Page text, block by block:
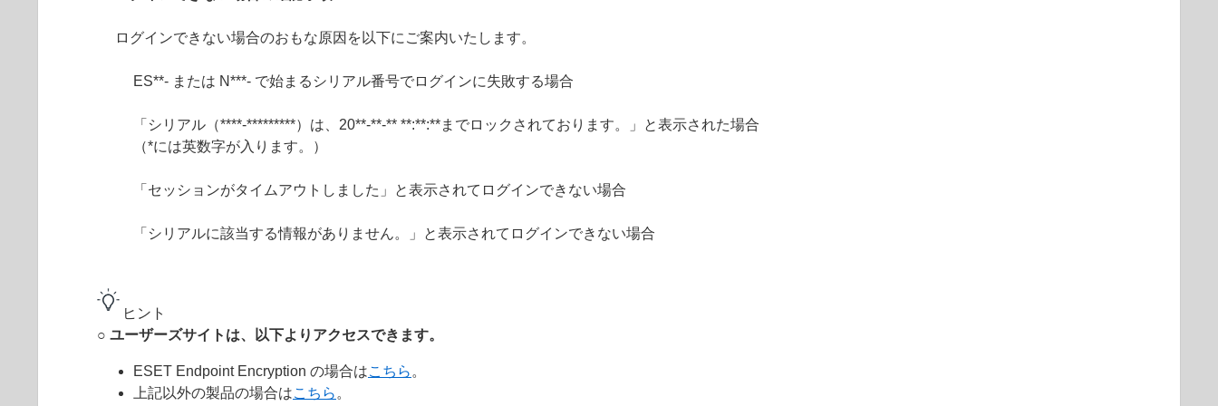
ログインできない場合のおもな原因を以下にご案内いたします。
ES**- または N***- で始まるシリアル番号でログインに失敗する場合
「シリアル（****-*********）は、20**-**-** **:**:**までロックされております。」と表示された場合
（*には英数字が入ります。）
「セッションがタイムアウトしました」と表示されてログインできない場合
「シリアルに該当する情報がありません。」と表示されてログインできない場合
ヒント
○ ユーザーズサイトは、以下よりアクセスできます。
ESET Endpoint Encryption の場合はこちら 。
上記以外の製品の場合はこちら 。